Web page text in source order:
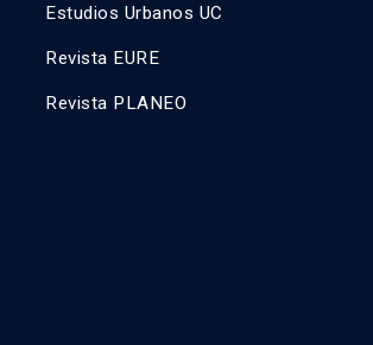
Estudios Urbanos UC
Revista EURE
Revista PLANEO